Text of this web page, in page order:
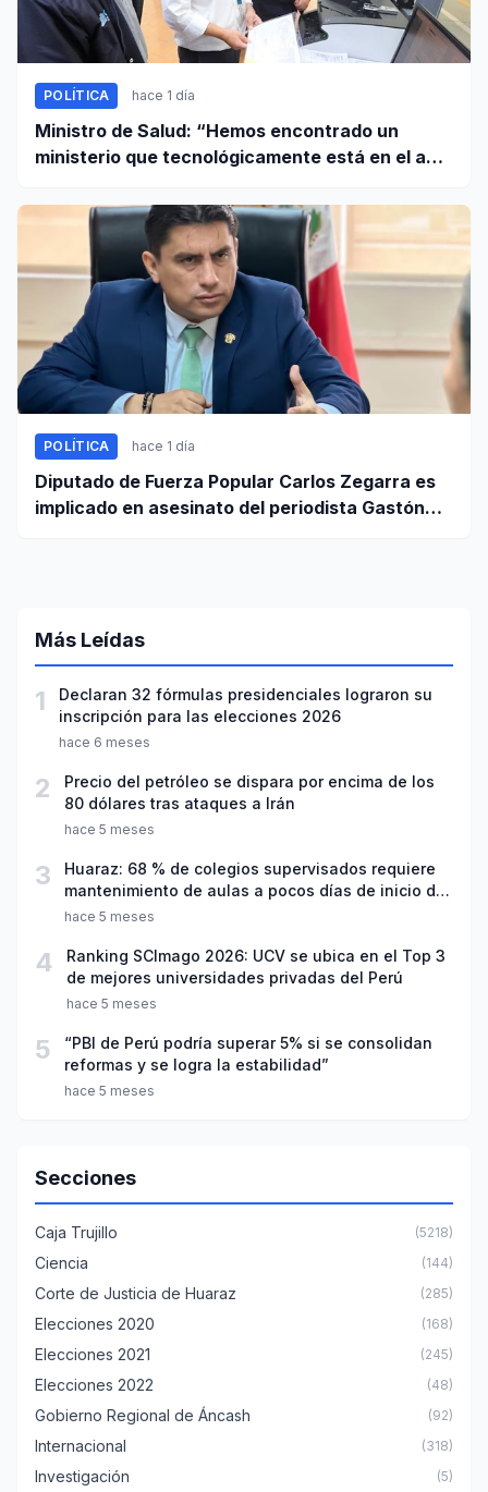
POLÍTICA hace 1 día
Ministro de Salud: “Hemos encontrado un
ministerio que tecnológicamente está en el año
POLÍTICA hace 1 día
Diputado de Fuerza Popular Carlos Zegarra es
implicado en asesinato del periodista Gastón
Más Leídas
1
Declaran 32 fórmulas presidenciales lograron su
inscripción para las elecciones 2026
hace 6 meses
2
Precio del petróleo se dispara por encima de los
80 dólares tras ataques a Irán
hace 5 meses
3
Huaraz: 68 % de colegios supervisados requiere
mantenimiento de aulas a pocos días de inicio del
año escolar 2026
hace 5 meses
4
Ranking SCImago 2026: UCV se ubica en el Top 3
de mejores universidades privadas del Perú
hace 5 meses
5
“PBI de Perú podría superar 5% si se consolidan
reformas y se logra la estabilidad”
hace 5 meses
Secciones
Caja Trujillo (5218)
Ciencia (144)
Corte de Justicia de Huaraz (285)
Elecciones 2020 (168)
Elecciones 2021 (245)
Elecciones 2022 (48)
Gobierno Regional de Áncash (92)
Internacional (318)
Investigación (5)